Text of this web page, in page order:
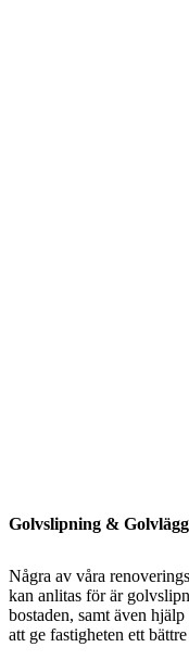
Golvslipning &
Några av våra
kan anlitas för är
bostaden, samt även
att ge fastigheten ett